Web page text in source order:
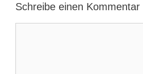
Schreibe einen Kommentar